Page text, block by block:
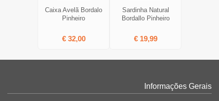
Caixa Avelã Bordalo
Pinheiro
€ 32,00
Sardinha Natural
Bordallo Pinheiro
€ 19,99
Informações Gerais